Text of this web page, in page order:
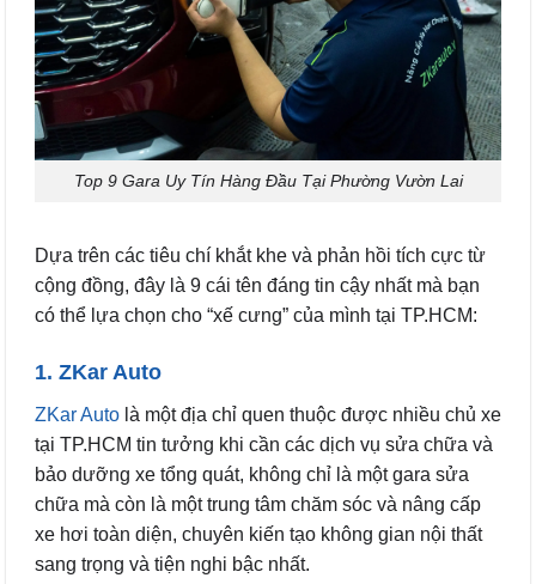
Top 9 Gara Uy Tín Hàng Đầu Tại Phường Vườn Lai
Dựa trên các tiêu chí khắt khe và phản hồi tích cực từ
cộng đồng, đây là 9 cái tên đáng tin cậy nhất mà bạn
có thể lựa chọn cho “xế cưng” của mình tại TP.HCM:
1. ZKar Auto
ZKar Auto là một địa chỉ quen thuộc được nhiều chủ xe
tại TP.HCM tin tưởng khi cần các dịch vụ sửa chữa và
bảo dưỡng xe tổng quát, không chỉ là một gara sửa
chữa mà còn là một trung tâm chăm sóc và nâng cấp
xe hơi toàn diện, chuyên kiến tạo không gian nội thất
sang trọng và tiện nghi bậc nhất.